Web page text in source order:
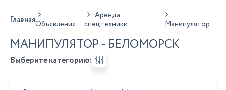
ГлавнаяОбъявления
Аренда
спецтехники
Манипулятор
МАНИПУЛЯТОР - БЕЛОМОРСК
Выберите категорию: